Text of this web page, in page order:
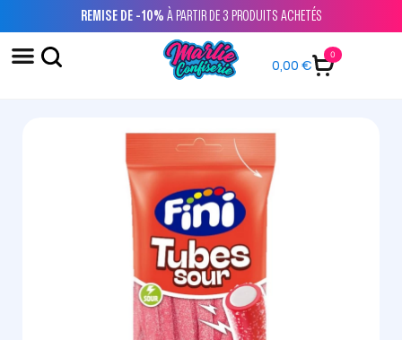
REMISE DE -10% À PARTIR DE 3 PRODUITS ACHETÉS
0,00€
0